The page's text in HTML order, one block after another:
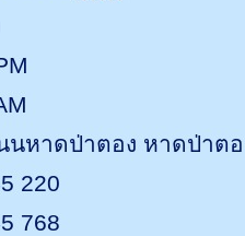
นหาดป่าตอง หาดป่าต
220
768